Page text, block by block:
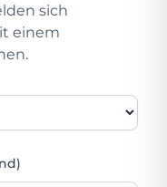
sich
einem